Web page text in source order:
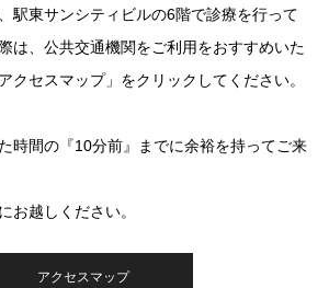
駅東サンシティビルの6階で診療を行って
は、公共交通機関をご利用をおすすめいた
クセスマップ」をクリックしてください。
時間の『10分前』までに余裕を持ってご来
お越しください。
アクセスマップ